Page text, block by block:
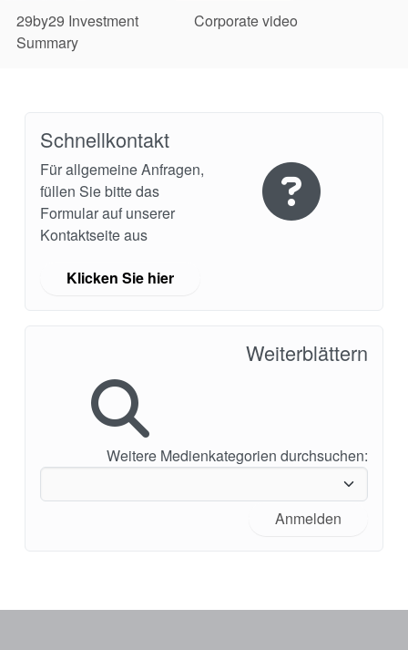
29by29 Investment
Summary
Corporate video
Schnellkontakt
Für allgemeine Anfragen,
füllen Sie bitte das
Formular auf unserer
Kontaktseite aus
Klicken Sie hier
Weiterblättern
Weitere Medienkategorien durchsuchen:
Anmelden